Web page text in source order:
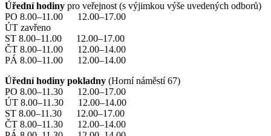
Úřední hodiny pro veřejnost (s výjimkou výše uvedených odborů)
PO 8.00–11.00 12.00–17.00
ÚT zavřeno
ST 8.00–11.00 12.00–17.00
ČT 8.00–11.00 12.00–14.00
PÁ 8.00–11.00 12.00–14.00
Úřední hodiny pokladny (Horní náměstí 67)
PO 8.00–11.30 12.00–17.00
ÚT 8.00–11.30 12.00–14.00
ST 8.00–11.30 12.00–17.00
ČT 8.00–11.30 12.00–14.00